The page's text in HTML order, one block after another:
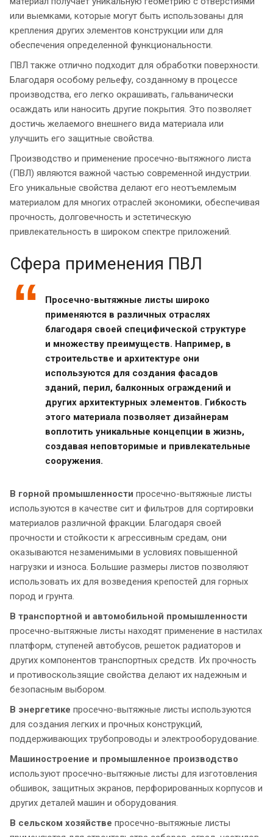
или выемками, которые могут быть использованы для
крепления других элементов конструкции или для
обеспечения определенной функциональности.
ПВЛ также отлично подходит для обработки поверхности.
Благодаря особому рельефу, созданному в процессе
производства, его легко окрашивать, гальванически
осаждать или наносить другие покрытия. Это позволяет
достичь желаемого внешнего вида материала или
улучшить его защитные свойства.
Производство и применение просечно-вытяжного листа
(ПВЛ) являются важной частью современной индустрии.
Его уникальные свойства делают его неотъемлемым
материалом для многих отраслей экономики, обеспечивая
прочность, долговечность и эстетическую
привлекательность в широком спектре приложений.
Сфера применения ПВЛ
Просечно-вытяжные листы широко
применяются в различных отраслях
благодаря своей специфической структуре
и множеству преимуществ. Например, в
строительстве и архитектуре они
используются для создания фасадов
зданий, перил, балконных ограждений и
других архитектурных элементов. Гибкость
этого материала позволяет дизайнерам
воплотить уникальные концепции в жизнь,
создавая неповторимые и привлекательные
сооружения.
В горной промышленности просечно-вытяжные листы
используются в качестве сит и фильтров для сортировки
материалов различной фракции. Благодаря своей
прочности и стойкости к агрессивным средам, они
оказываются незаменимыми в условиях повышенной
нагрузки и износа. Большие размеры листов позволяют
использовать их для возведения крепостей для горных
пород и грунта.
В транспортной и автомобильной промышленности
просечно-вытяжные листы находят применение в настилах
платформ, ступеней автобусов, решеток радиаторов и
других компонентов транспортных средств. Их прочность
и противоскользящие свойства делают их надежным и
безопасным выбором.
В энергетике просечно-вытяжные листы используются
для создания легких и прочных конструкций,
поддерживающих трубопроводы и электрооборудование.
Машиностроение и промышленное производство
используют просечно-вытяжные листы для изготовления
обшивок, защитных экранов, перфорированных корпусов и
других деталей машин и оборудования.
В сельском хозяйстве просечно-вытяжные листы